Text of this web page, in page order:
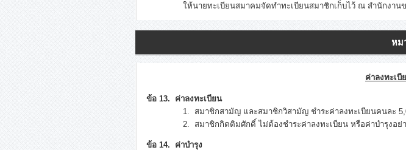
ให้นายทะเบียนสมาคมจัดทำทะเบียนสมาชิกเก็บไว้ ณ สำนักงานขอ
หม
ค่าลงทะเบี
ข้อ 13. ค่าลงทะเบียน
1. สมาชิกสามัญ และสมาชิกวิสามัญ ชำระค่าลงทะเบียนคนละ
2. สมาชิกกิตติมศักดิ์ ไม่ต้องชำระค่าลงทะเบียน หรือค่าบำรุงอย่า
ข้อ 14. ค่าบำรุง